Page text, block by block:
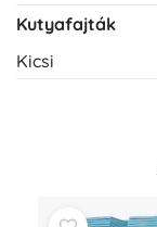
Kutyafajták
Kicsi